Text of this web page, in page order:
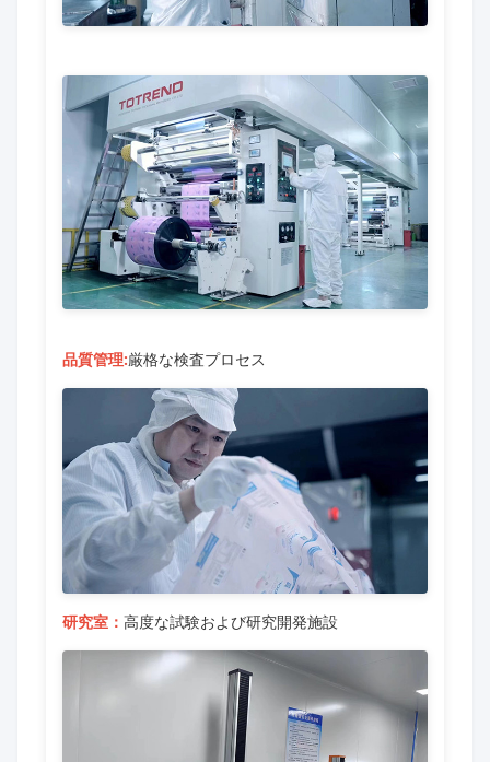
品質管理:厳格な検査プロセス
研究室： 高度な試験および研究開発施設